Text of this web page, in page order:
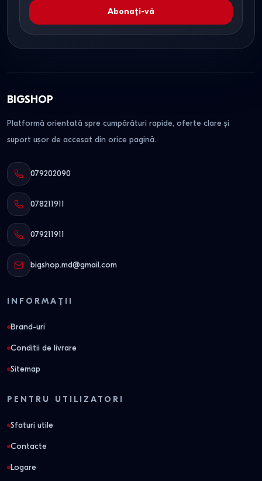
Abonați-vă
BIGSHOP
Platformă orientată spre cumpărături rapide, oferte clare și
suport ușor de accesat din orice pagină.
079202090
078211911
079211911
bigshop.md@gmail.com
INFORMAȚII
Brand-uri
Conditii de livrare
Sitemap
PENTRU UTILIZATORI
Sfaturi utile
Contacte
Logare